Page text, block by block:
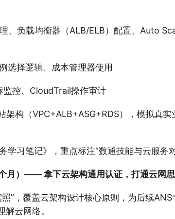
、负载均衡器（ALB/ELB）配置、Auto
选择逻辑、成本管理器使用
控、CloudTrail操作审计
架构（VPC+ALB+ASG+RDS），模拟真实
学习笔记》，重点标注“数通技能与云服务
月）—— 拿下云架构通用认证，打通云网
”，覆盖云架构设计核心原则，为后续
解云网络。